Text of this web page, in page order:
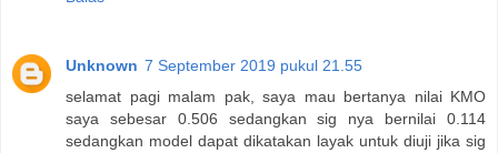
Unknown 7 September 2019 pukul 21.55
selamat pagi malam pak, saya mau bertanya nilai KMO
saya sebesar 0.506 sedangkan sig nya bernilai 0.114
sedangkan model dapat dikatakan layak untuk diuji jika sig